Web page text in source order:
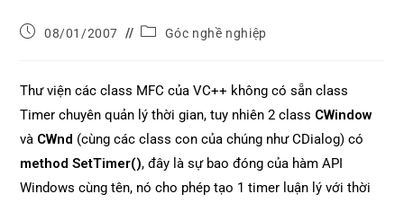
08/01/2007 Góc nghề nghiệp
Thư viện các class MFC của VC++ không có sẵn class
Timer chuyên quản lý thời gian, tuy nhiên 2 class CWindow
và CWnd (cùng các class con của chúng như CDialog) có
method SetTimer(), đây là sự bao đóng của hàm API
Windows cùng tên, nó cho phép tạo 1 timer luận lý với thời